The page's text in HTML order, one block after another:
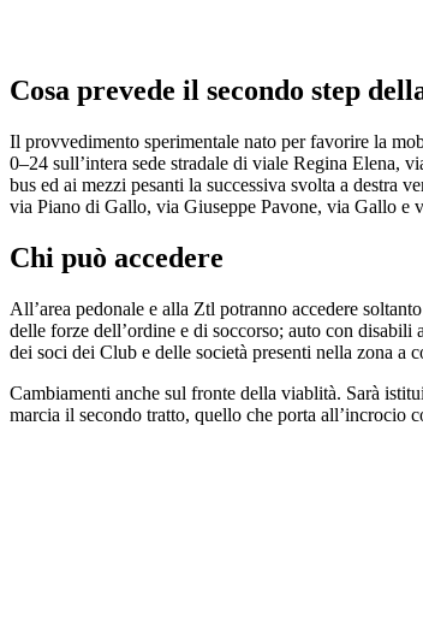
Cosa prevede il secondo step
Il provvedimento sperimentale nato per favorire la
0–24 sull’intera sede stradale di viale Regina Elena,
bus ed ai mezzi pesanti la successiva svolta a destra
via Piano di Gallo, via Giuseppe Pavone, via Gallo
Chi può accedere
All’area pedonale e alla Ztl potranno accedere
delle forze dell’ordine e di soccorso; auto con
dei soci dei Club e delle società presenti nella zona a
Cambiamenti anche sul fronte della viablità. Sarà
marcia il secondo tratto, quello che porta all’incrocio